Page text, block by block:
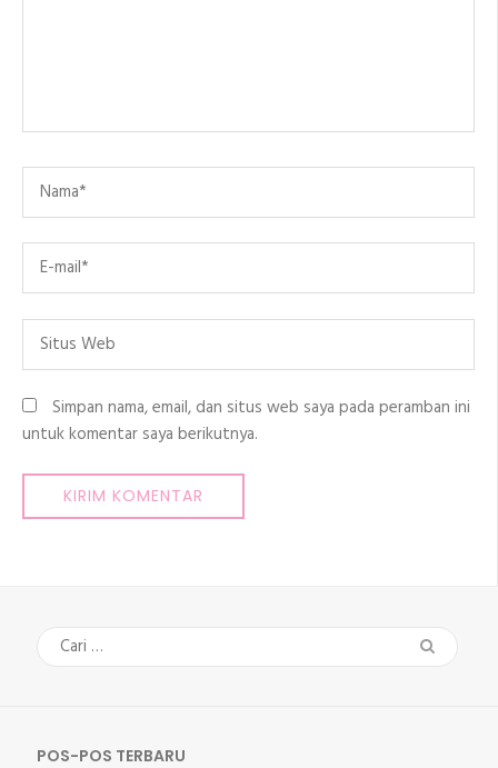
Name
Email
Situs
Web
Simpan nama, email, dan situs web saya pada peramban ini
untuk komentar saya berikutnya.
Cari
untuk:
POS-POS TERBARU